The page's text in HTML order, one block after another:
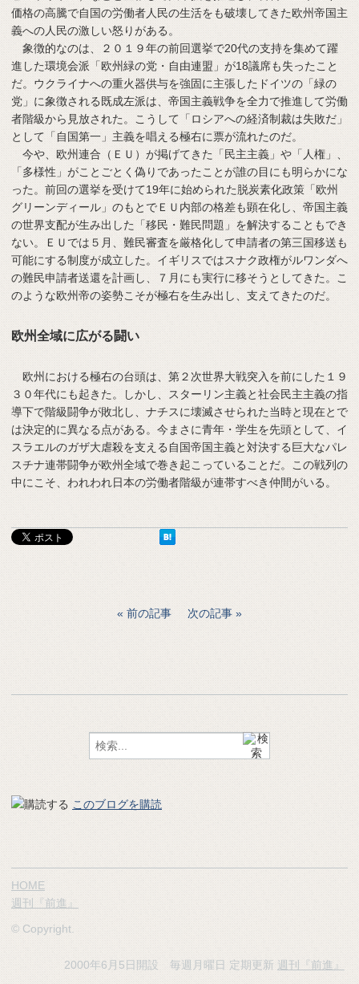
価格の高騰で自国の労働者人民の生活をも破壊してきた欧州帝国主
義への人民の激しい怒りがある。
象徴的なのは、２０１９年の前回選挙で20代の支持を集めて躍
進した環境会派「欧州緑の党・自由連盟」が18議席も失ったこと
だ。ウクライナへの重火器供与を強固に主張したドイツの「緑の
党」に象徴される既成左派は、帝国主義戦争を全力で推進して労働
者階級から見放された。こうして「ロシアへの経済制裁は失敗だ」
として「自国第一」主義を唱える極右に票が流れたのだ。
今や、欧州連合（ＥＵ）が掲げてきた「民主主義」や「人権」、
「多様性」がことごとく偽りであったことが誰の目にも明らかにな
った。前回の選挙を受けて19年に始められた脱炭素化政策「欧州
グリーンディール」のもとでＥＵ内部の格差も顕在化し、帝国主義
の世界支配が生み出した「移民・難民問題」を解決することもでき
ない。ＥＵでは５月、難民審査を厳格化して申請者の第三国移送も
可能にする制度が成立した。イギリスではスナク政権がルワンダへ
の難民申請者送還を計画し、７月にも実行に移そうとしてきた。こ
のような欧州帝の姿勢こそが極右を生み出し、支えてきたのだ。
欧州全域に広がる闘い
欧州における極右の台頭は、第２次世界大戦突入を前にした１９
３０年代にも起きた。しかし、スターリン主義と社会民主主義の指
導下で階級闘争が敗北し、ナチスに壊滅させられた当時と現在とで
は決定的に異なる点がある。今まさに青年・学生を先頭として、イ
スラエルのガザ大虐殺を支える自国帝国主義と対決する巨大なパレ
スチナ連帯闘争が欧州全域で巻き起こっていることだ。この戦列の
中にこそ、われわれ日本の労働者階級が連帯すべき仲間がいる。
前の記事 次の記事
このブログを購読
HOME
週刊『前進』
© Copyright.
2000年6月5日開設 毎週月曜日 定期更新 週刊『前進』